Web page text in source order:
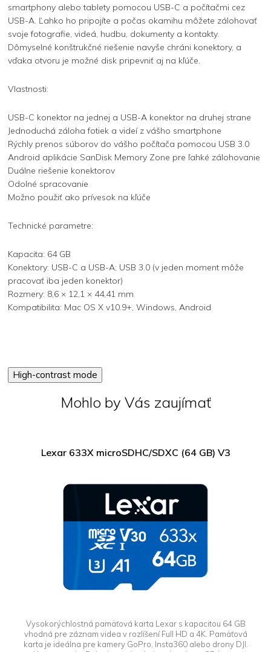
smartphony alebo tablety pomocou USB-C a počítačmi cez
USB-A. Ľahko ho pripojíte a počas okamihu môžete zálohovať
svoje fotografie, videá, hudbu, dokumenty a kontakty.
Dômyselné konštrukčné riešenie navyše chráni konektory, a
vďaka otvoru je možné disk pripevniť aj na kľúče.
Vlastnosti:
USB-C konektor na jednej a USB-A konektor na druhej strane
Jednoduchá záloha fotiek a videí z vášho smartphone
Rýchly prenos súborov do vášho počítača pomocou USB 3.0
Android aplikácie SanDisk Memory Zone pre ľahké zálohovanie
Duálne riešenie konektorov
Odolné spracovanie
Možno použiť ako prívesok na kľúče
Technické parametre:
Kapacita: 64 GB
Konektory: USB-C a USB-A; USB 3.0 (v jeden moment môže
pracovať iba jeden konektor)
Rozmery: 8,6 × 12,1 × 44,41 mm
Kompatibilita: Mac OS X v10.9+, Windows, Android
High-contrast mode
Mohlo by Vás zaujímať
Lexar 633X microSDHC/SDXC (64 GB) V3
Vysokorýchlostná pamäťová karta Lexar s kapacitou 64 GB
vhodná pre záznam videa v rozlíšení Full HD a 4K. Pamäťová
karta je ideálna pre kamery GoPro, Insta360 alebo drony DJI.